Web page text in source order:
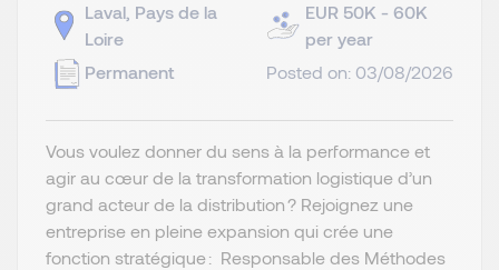
Laval, Pays de la
Loire
Permanent
EUR 50K - 60K
per year
Posted on: 03/08/2026
Vous voulez donner du sens à la performance et
agir au cœur de la transformation logistique d’un
grand acteur de la distribution ? Rejoignez une
entreprise en pleine expansion qui crée une
fonction stratégique : Responsable des Méthodes